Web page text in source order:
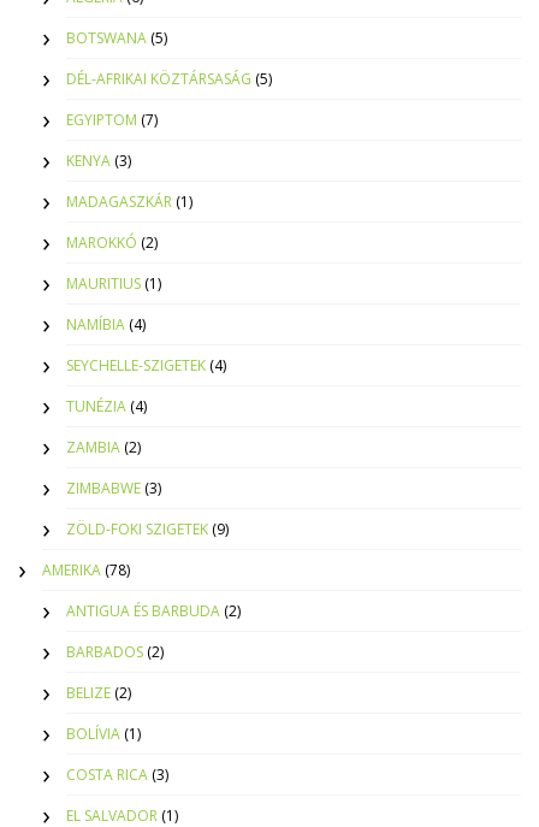
BOTSWANA (5)
DÉL-AFRIKAI KÖZTÁRSASÁG (5)
EGYIPTOM (7)
KENYA (3)
MADAGASZKÁR (1)
MAROKKÓ (2)
MAURITIUS (1)
NAMÍBIA (4)
SEYCHELLE-SZIGETEK (4)
TUNÉZIA (4)
ZAMBIA (2)
ZIMBABWE (3)
ZÖLD-FOKI SZIGETEK (9)
AMERIKA (78)
ANTIGUA ÉS BARBUDA (2)
BARBADOS (2)
BELIZE (2)
BOLÍVIA (1)
COSTA RICA (3)
EL SALVADOR (1)